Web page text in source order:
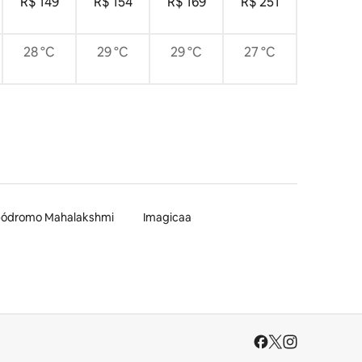
28 °C 29 °C 29 °C 27 °C
Mahalakshmi Imagicaa